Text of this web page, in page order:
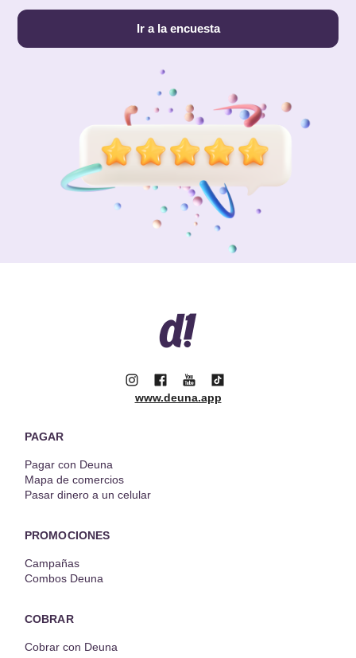
Ir a la encuesta
www.deuna.app
PAGAR
Pagar con Deuna
Mapa de comercios
Pasar dinero a un celular
PROMOCIONES
Campañas
Combos Deuna
COBRAR
Cobrar con Deuna